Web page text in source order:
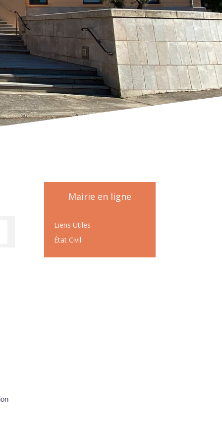
Mairie en ligne
Liens Utiles
État Civil